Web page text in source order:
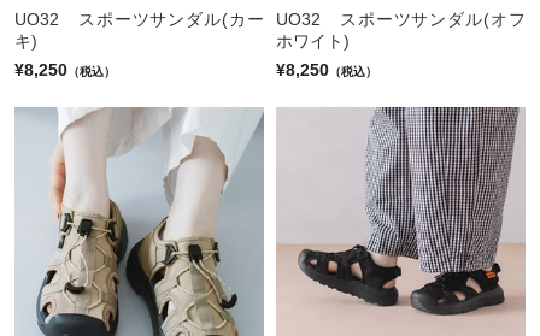
UO32 スポーツサンダル(カー
キ)
¥8,250 （税込）
UO32 スポーツサンダル(オフ
ホワイト)
¥8,250 （税込）